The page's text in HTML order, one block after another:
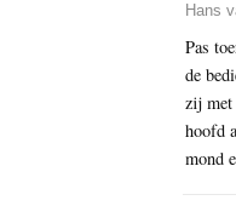
Hans
Pas
de
zij
hoofd
mond